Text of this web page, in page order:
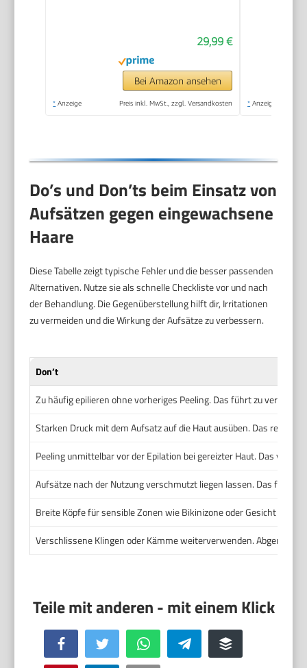
29,99 €
Bei Amazon ansehen
* Anzeige Preis inkl. MwSt., zzgl. Versandkosten * Anzeige
Do’s und Don’ts beim Einsatz von
Aufsätzen gegen eingewachsene
Haare
Diese Tabelle zeigt typische Fehler und die besser passenden
Alternativen. Nutze sie als schnelle Checkliste vor und nach
der Behandlung. Die Gegenüberstellung hilft dir, Irritationen
zu vermeiden und die Wirkung der Aufsätze zu verbessern.
Don’t
Zu häufig epilieren ohne vorheriges Peeling. Das führt zu
Starken Druck mit dem Aufsatz auf die Haut ausüben. Das reizt die
Peeling unmittelbar vor der Epilation bei gereizter Haut. Das
Aufsätze nach der Nutzung verschmutzt liegen lassen. Das
Breite Köpfe für sensible Zonen wie Bikinizone oder Gesicht
Verschlissene Klingen oder Kämme weiterverwenden.
Facebook Twitter WhatsApp Telegram Buffer